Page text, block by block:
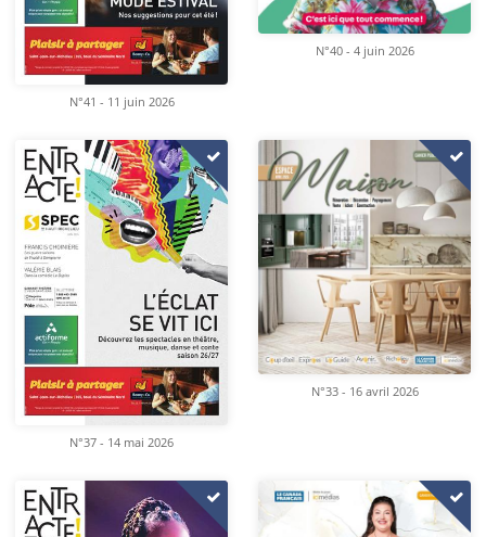
N°41 - 11 juin 2026
N°40 - 4 juin 2026
N°37 - 14 mai 2026
N°33 - 16 avril 2026